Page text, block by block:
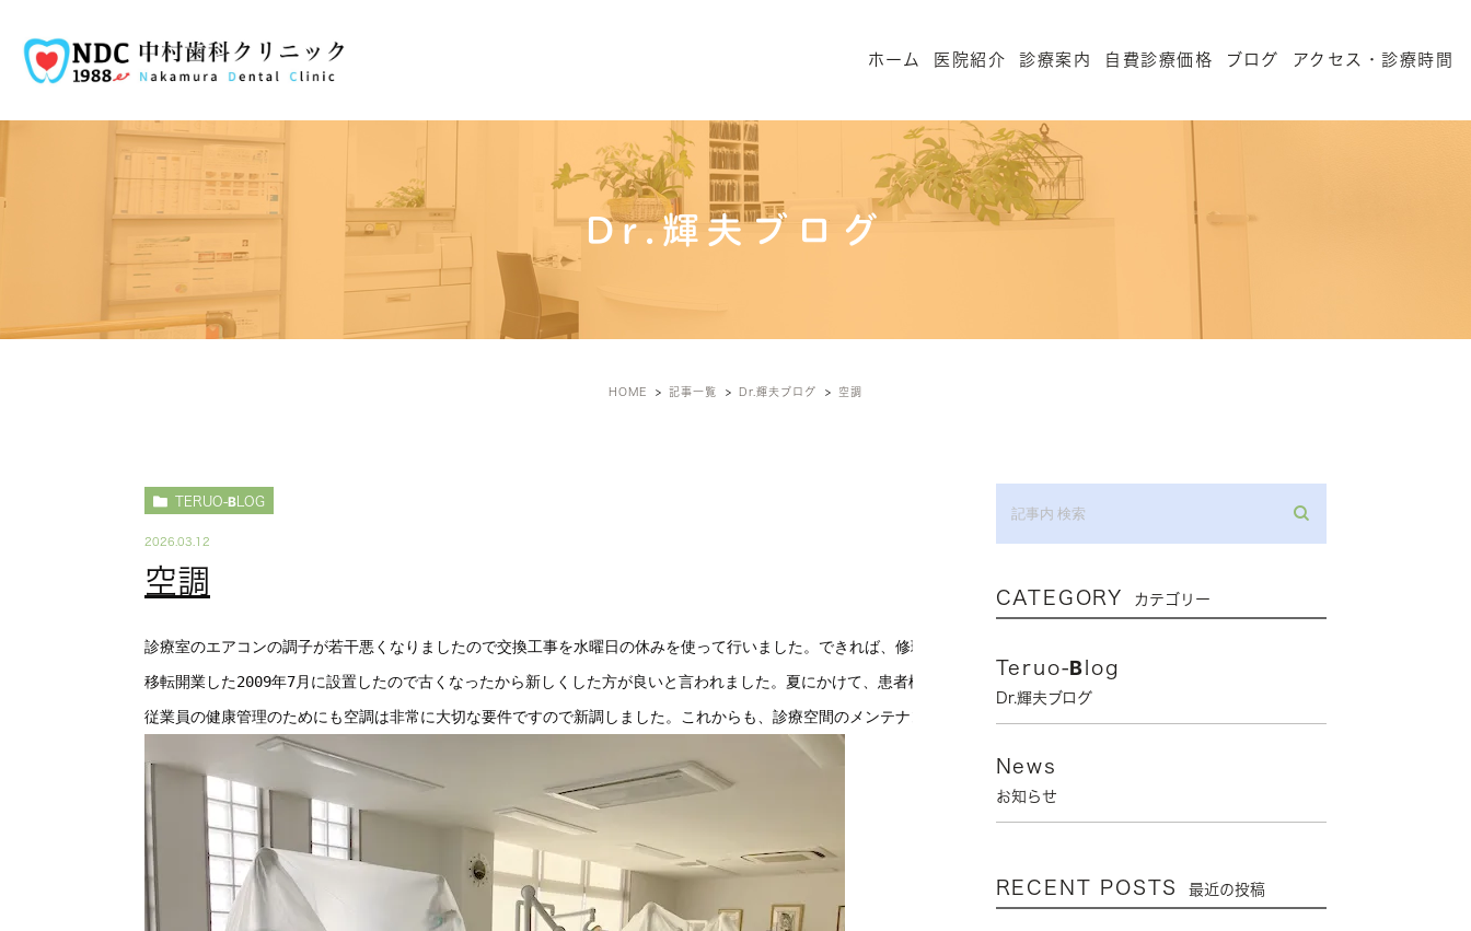
ホーム 医院紹介 診療案内 自費診療価格 ブログ アクセス・診療時間
Dr.輝夫ブログ
HOME 記事一覧 Dr.輝夫ブログ 空調
TERUO-BLOG
2026.03.12
空調
診療室のエアコンの調子が若干悪くなりましたので交換工事を水曜日の休みを使って行いました。できれば、修理で収めたいところでしたが、
移転開業した2009年7月に設置したので古くなったから新しくした方が良いと言われました。夏にかけて、患者様、
CATEGORY カテゴリー
Teruo-Blog
Dr.輝夫ブログ
News
お知らせ
RECENT POSTS 最近の投稿